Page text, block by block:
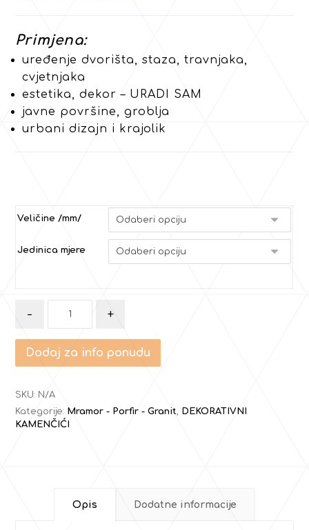
Primjena:
uređenje dvorišta, staza, travnjaka,
cvjetnjaka
estetika, dekor – URADI SAM
javne površine, groblja
urbani dizajn i krajolik
Veličine /mm/
Jedinica mjere
- +
Dodaj za info ponudu
SKU: N/A
Kategorije: Mramor - Porfir - Granit, DEKORATIVNI
KAMENČIĆI
Opis Dodatne informacije